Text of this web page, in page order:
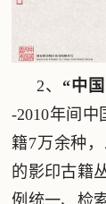
2、 “中
-2010年间
籍7万余种
的影印古籍